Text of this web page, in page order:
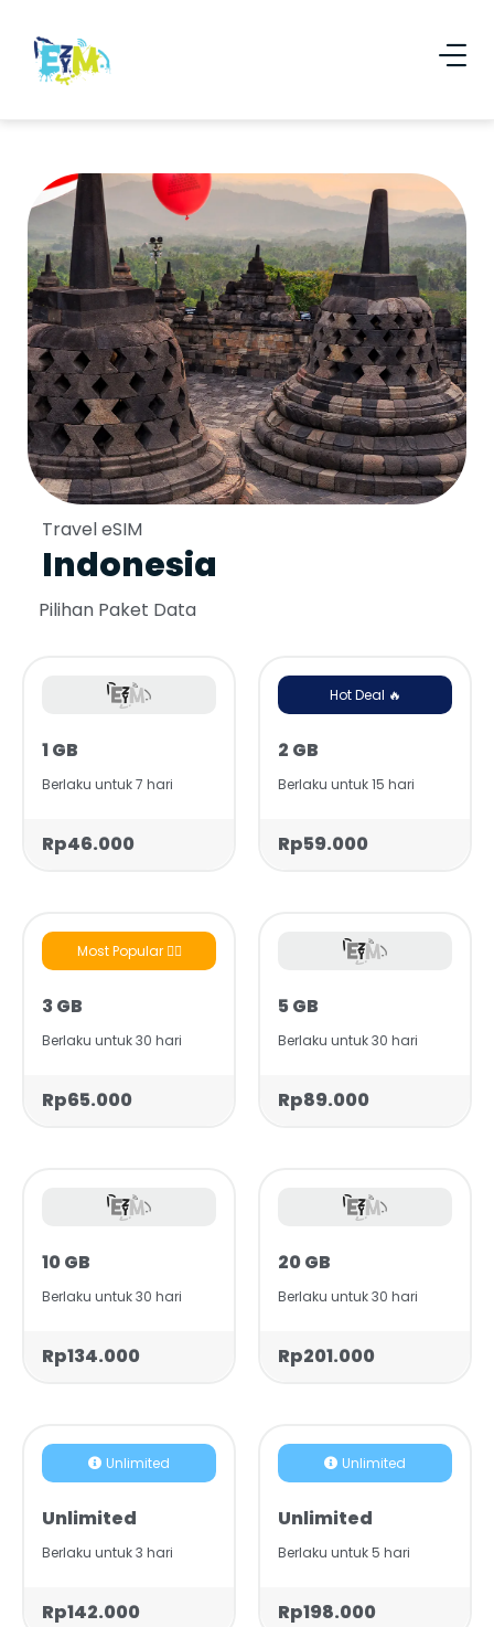
Travel eSIM
Indonesia
Pilihan Paket Data
1 GB
Berlaku untuk 7 hari
Rp46.000
Hot Deal 🔥
2 GB
Berlaku untuk 15 hari
Rp59.000
Most Popular 👍🏻
3 GB
Berlaku untuk 30 hari
Rp65.000
5 GB
Berlaku untuk 30 hari
Rp89.000
10 GB
Berlaku untuk 30 hari
Rp134.000
20 GB
Berlaku untuk 30 hari
Rp201.000
Unlimited
Unlimited
Berlaku untuk 3 hari
Rp142.000
Unlimited
Unlimited
Berlaku untuk 5 hari
Rp198.000